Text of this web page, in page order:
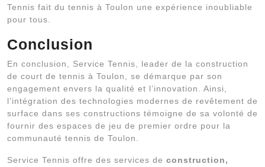
Tennis fait du tennis à Toulon une expérience inoubliable
pour tous.
Conclusion
En conclusion, Service Tennis, leader de la construction
de court de tennis à Toulon, se démarque par son
engagement envers la qualité et l’innovation. Ainsi,
l’intégration des technologies modernes de revêtement de
surface dans ses constructions témoigne de sa volonté de
fournir des espaces de jeu de premier ordre pour la
communauté tennis de Toulon.
Service Tennis offre des services de construction,